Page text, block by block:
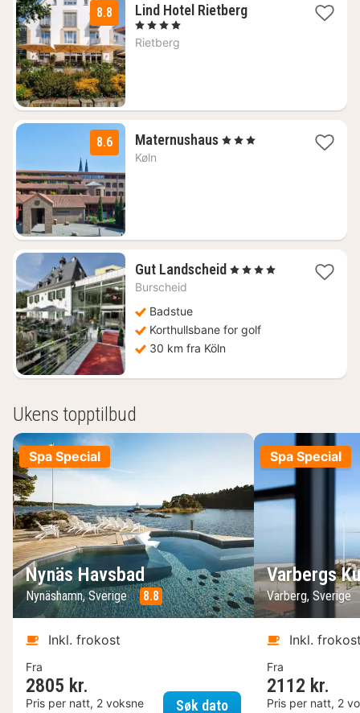
8.8 Lind Hotel Rietberg1
, 4 Stjerner
Rietberg
8.6 Maternushaus1
, 3 Stjerner
Køln
Gut Landscheid 1
kr.
, 4 Stjerner
Burscheid
Badstue
Korthullsbane for golf
30 km fra Köln
Ukens topptilbud
Spa Special
Nynäs Havsbad
Nynäshamn, Sverige 8.8
Inkl. frokost
Fra
2805 kr.
Pris per natt, 2 voksne Søk datoNynäs Havsbad
Spa Special
Varbergs
Varberg, Sverige
Inkl.
Fra
2112 kr.
Pris per natt, 2